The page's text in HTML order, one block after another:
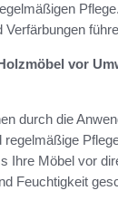
vor
durch die
Ihre Möbel vor
Feuchtigkeit